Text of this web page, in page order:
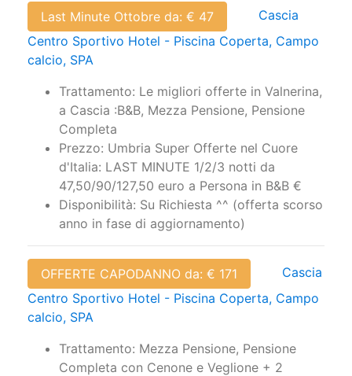
Last Minute Ottobre da: € 47
Cascia
Centro Sportivo Hotel - Piscina Coperta, Campo
calcio, SPA
Trattamento: Le migliori offerte in Valnerina,
a Cascia :B&B, Mezza Pensione, Pensione
Completa
Prezzo: Umbria Super Offerte nel Cuore
d'Italia: LAST MINUTE 1/2/3 notti da
47,50/90/127,50 euro a Persona in B&B €
Disponibilità: Su Richiesta ^^ (offerta scorso
anno in fase di aggiornamento)
OFFERTE CAPODANNO da: € 171
Cascia
Centro Sportivo Hotel - Piscina Coperta, Campo
calcio, SPA
Trattamento: Mezza Pensione, Pensione
Completa con Cenone e Veglione + 2